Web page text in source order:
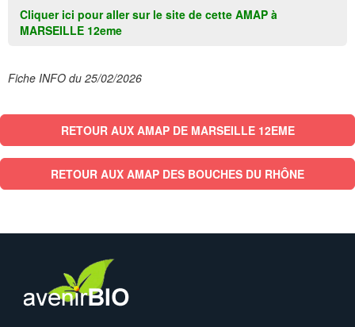
Cliquer ici pour aller sur le site de cette AMAP à
MARSEILLE 12eme
Fiche INFO du 25/02/2026
RETOUR AUX AMAP DE MARSEILLE 12EME
RETOUR AUX AMAP DES BOUCHES DU RHÔNE